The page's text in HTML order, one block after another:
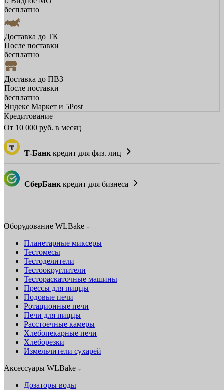
бесплатно
Доставка до ТК
После поставки
бесплатно
Доставка до ПВЗ
После поставки
бесплатно
Яндекс Маркет и 5Post
Кредитование
От 10 000 руб. в месяц
Т-Банк кредит для физ. лиц
СберБанк кредит для бизнеса
Оборудование WLBake
Планетарные миксеры
Тестомесы
Тестоделители
Тестоокруглители
Тестораскаточные машины
Прессы для пиццы
Подовые печи
Ротационные печи
Печи для пиццы
Расстоечные камеры
Хлебопекарные печи
Хлеборезки
Измельчители сухарей
Аксессуары WLBake
Дозаторы воды